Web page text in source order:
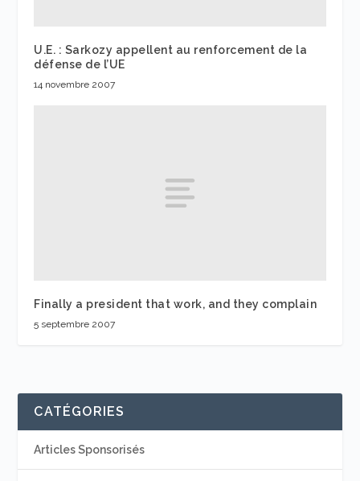
U.E. : Sarkozy appellent au renforcement de la
défense de l’UE
14 novembre 2007
Finally a president that work, and they complain
5 septembre 2007
CATÉGORIES
Articles Sponsorisés